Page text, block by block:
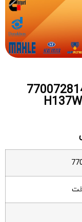
: فیلتر سوخت 7700728143